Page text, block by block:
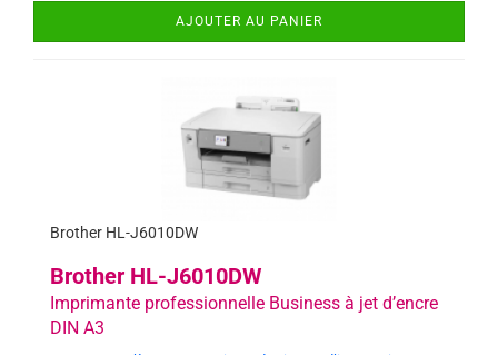
AJOUTER AU PANIER
Brother HL-J6010DW
Brother HL-J6010DW
Imprimante professionnelle Business à jet d’encre
DIN A3